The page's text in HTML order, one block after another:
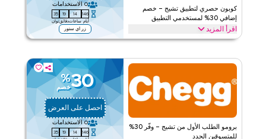
اقرأ أقل
كوبون حصري لتطبيق تشيج – خصم
إضافي 30% لمستخدمي التطبيق
اقرأ المزيد
0 الاستخدامات
146
أيام
14
ساعات
19
دقائق
34
ثوان
زر اي ستور
احصل على خصم إضافي 30% مع هذا الترويج الحصري لتطبيق تشيج.
التطبيق.
تشيج الأحكام والشروط
ينطبق على
ويب/تطبيق
على مستوى الموقع
برومو الطلب الأول من تشيج – وفّر 30%
للمتسوقين الجدد
30
%
خصم
احصل على العرض
0 الاستخدامات
146
14
19
34